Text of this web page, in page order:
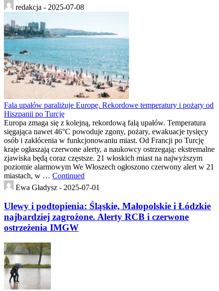
redakcja - 2025-07-08
Fala upałów paraliżuje Europę. Rekordowe temperatury i pożary od
Hiszpanii po Turcję
Europa zmaga się z kolejną, rekordową falą upałów. Temperatura
sięgająca nawet 46°C powoduje zgony, pożary, ewakuacje tysięcy
osób i zakłócenia w funkcjonowaniu miast. Od Francji po Turcję
kraje ogłaszają czerwone alerty, a naukowcy ostrzegają: ekstremalne
zjawiska będą coraz częstsze. 21 włoskich miast na najwyższym
poziomie alarmowym We Włoszech ogłoszono czerwony alert w 21
miastach, w … Continued
Ewa Gładysz - 2025-07-01
Ulewy i podtopienia: Śląskie, Małopolskie i Łódzkie
najbardziej zagrożone. Alerty RCB i czerwone
ostrzeżenia IMGW